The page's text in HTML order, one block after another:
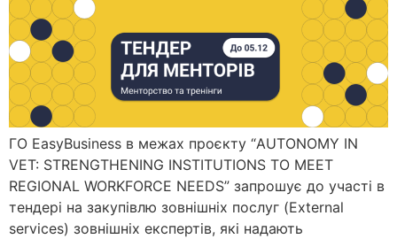
ГО EasyBusiness в межах проєкту “AUTONOMY IN
VET: STRENGTHENING INSTITUTIONS TO MEET
REGIONAL WORKFORCE NEEDS” запрошує до участі в
тендері на закупівлю зовнішніх послуг (External
services) зовнішніх експертів, які надають